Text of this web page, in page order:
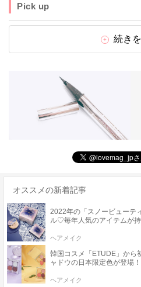
Pick up
続き
オススメの新着記事
2022年の「スノービューテ
ル♡毎年人気のアイテムが
ヘアメイク
韓国コスメ「ETUDE」から
ャドウの日本限定色が登場
ヘアメイク